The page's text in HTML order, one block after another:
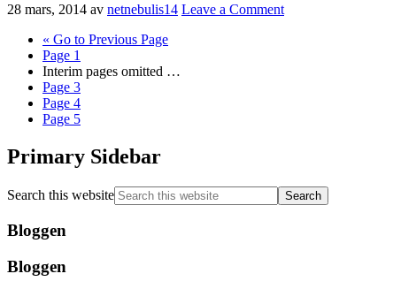
28 mars, 2014 av netnebulis14 Leave a Comment
« Go to Previous Page
Page 1
Interim pages omitted …
Page 3
Page 4
Page 5
Primary Sidebar
Search this website
Bloggen
Bloggen